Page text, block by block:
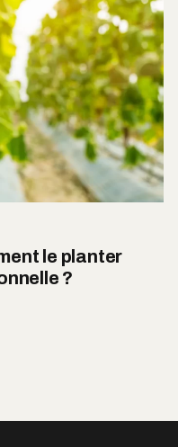
le planter
?